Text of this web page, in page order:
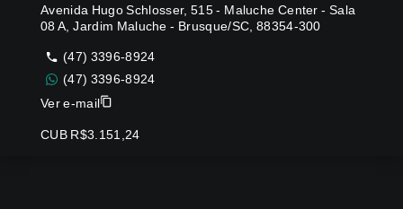
Avenida Hugo Schlosser, 515 - Maluche Center - Sala
08 A, Jardim Maluche - Brusque/SC, 88354-300
(47) 3396-8924
(47) 3396-8924
Ver e-mail
CUB R$3.151,24